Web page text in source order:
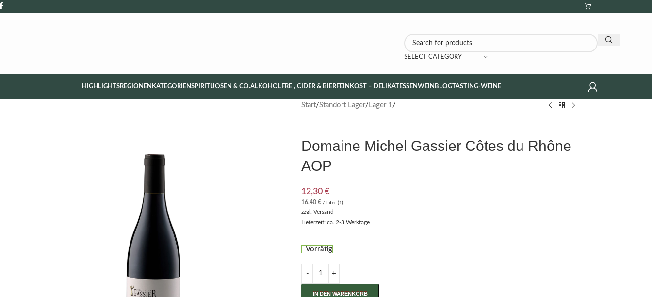
SELECT CATEGORY
HIGHLIGHTSREGIONEN KATEGORIENSPIRITUOSEN & CO.ALKOHOLFREI, CIDER & BIERFEINKOST – DELIKATESSENWEINBLOGTASTING-WEINE
Start Standort Lager Lager 1
Domaine Michel Gassier Côtes du Rhône
AOP
12,30 €
16,40 € / Liter (1)
zzgl. Versand
Lieferzeit: ca. 2-3 Werktage
Vorrätig
IN DEN WARENKORB